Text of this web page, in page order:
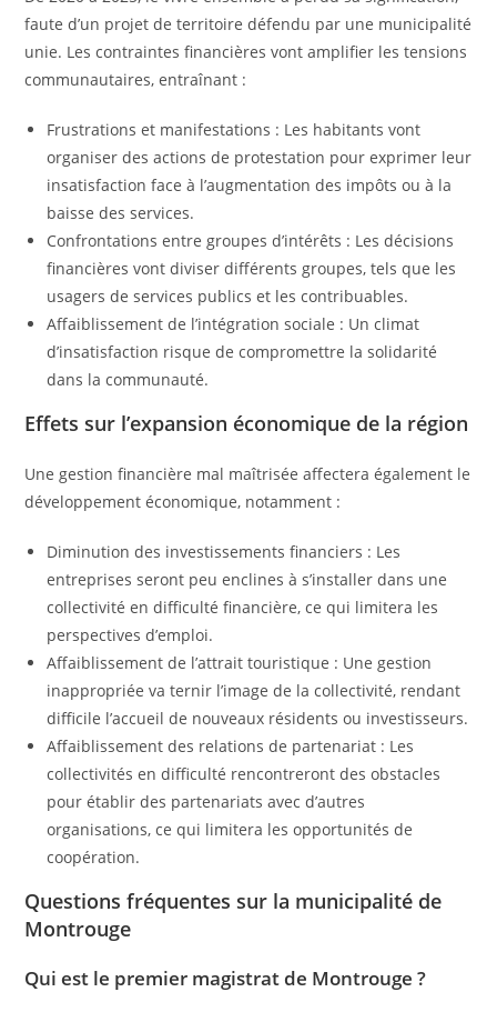
faute d’un projet de territoire défendu par une municipalité
unie. Les contraintes financières vont amplifier les tensions
communautaires, entraînant :
Frustrations et manifestations : Les habitants vont
organiser des actions de protestation pour exprimer leur
insatisfaction face à l’augmentation des impôts ou à la
baisse des services.
Confrontations entre groupes d’intérêts : Les décisions
financières vont diviser différents groupes, tels que les
usagers de services publics et les contribuables.
Affaiblissement de l’intégration sociale : Un climat
d’insatisfaction risque de compromettre la solidarité
dans la communauté.
Effets sur l’expansion économique de la région
Une gestion financière mal maîtrisée affectera également le
développement économique, notamment :
Diminution des investissements financiers : Les
entreprises seront peu enclines à s’installer dans une
collectivité en difficulté financière, ce qui limitera les
perspectives d’emploi.
Affaiblissement de l’attrait touristique : Une gestion
inappropriée va ternir l’image de la collectivité, rendant
difficile l’accueil de nouveaux résidents ou investisseurs.
Affaiblissement des relations de partenariat : Les
collectivités en difficulté rencontreront des obstacles
pour établir des partenariats avec d’autres
organisations, ce qui limitera les opportunités de
coopération.
Questions fréquentes sur la municipalité de
Montrouge
Qui est le premier magistrat de Montrouge ?